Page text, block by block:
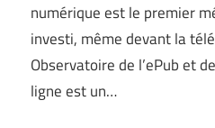
numérique est le premier
investi, même devant la
Observatoire de l’ePub et
ligne est un…